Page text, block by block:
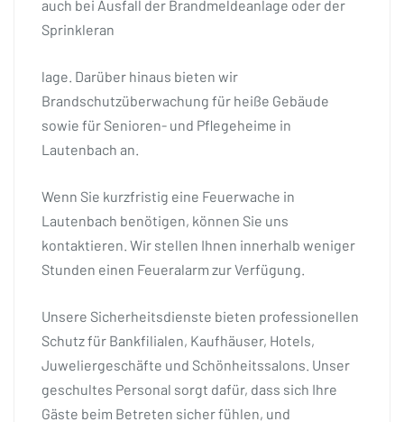
auch bei Ausfall der Brandmeldeanlage oder der
Sprinkleran
lage. Darüber hinaus bieten wir
Brandschutzüberwachung für heiße Gebäude
sowie für Senioren- und Pflegeheime in
Lautenbach an.
Wenn Sie kurzfristig eine Feuerwache in
Lautenbach benötigen, können Sie uns
kontaktieren. Wir stellen Ihnen innerhalb weniger
Stunden einen Feueralarm zur Verfügung.
Unsere Sicherheitsdienste bieten professionellen
Schutz für Bankfilialen, Kaufhäuser, Hotels,
Juweliergeschäfte und Schönheitssalons. Unser
geschultes Personal sorgt dafür, dass sich Ihre
Gäste beim Betreten sicher fühlen, und